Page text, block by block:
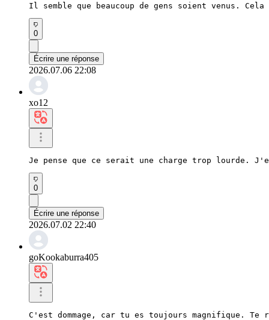
Il semble que beaucoup de gens soient venus.
0
Écrire une réponse
2026.07.06 22:08
xo12
Je pense que ce serait une charge trop lourde.
0
Écrire une réponse
2026.07.02 22:40
goKookaburra405
C'est dommage, car tu es toujours magnifique. Te